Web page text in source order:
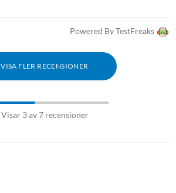
Powered By TestFreaks
VISA FLER RECENSIONER
Visar 3 av 7 recensioner